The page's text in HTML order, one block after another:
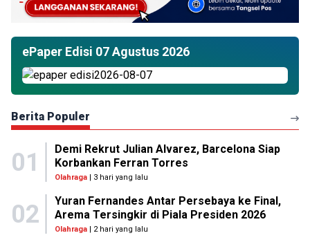
ePaper Edisi 07 Agustus 2026
Berita Populer
01
Demi Rekrut Julian Alvarez, Barcelona Siap
Korbankan Ferran Torres
Olahraga| 3 hari yang lalu
02
Yuran Fernandes Antar Persebaya ke Final,
Arema Tersingkir di Piala Presiden 2026
Olahraga| 2 hari yang lalu